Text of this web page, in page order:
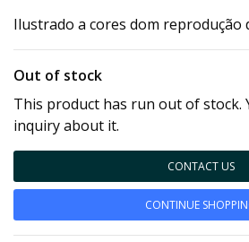
Ilustrado a cores dom reprodução
Out of stock
This product has run out of stock.
inquiry about it.
CONTACT US
CONTINUE